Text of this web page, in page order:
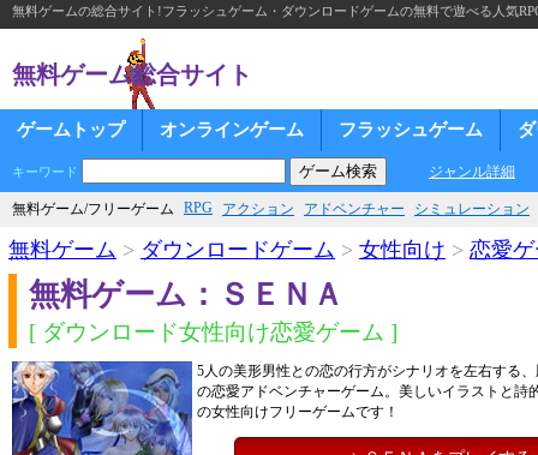
無料ゲームの総合サイト!フラッシュゲーム・ダウンロードゲームの無料で遊べる人気
無料ゲーム総合サイト
ゲームトップ オンラインゲーム フラッシュゲーム
キーワード ジャンル詳細
無料ゲーム/フリーゲーム RPG アクション アドベンチャー シミュレーション
無料ゲーム > ダウンロードゲーム > 女性向け > 恋愛
無料ゲーム：ＳＥＮＡ
[ ダウンロード女性向け恋愛ゲーム ]
5人の美形男性との恋の行方がシナリオを左右する
の恋愛アドベンチャーゲーム。美しいイラストと詩
の女性向けフリーゲームです！